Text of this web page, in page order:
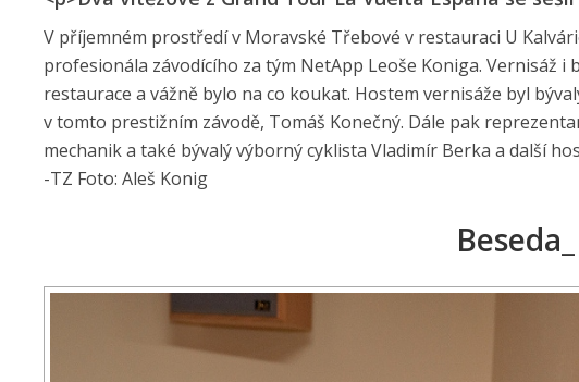
V příjemném prostředí v Moravské Třebové v restauraci U
profesionála závodícího za tým NetApp Leoše Koniga. Vernisáž
restaurace a vážně bylo na co koukat. Hostem vernisáže byl
v tomto prestižním závodě, Tomáš Konečný. Dále pak
mechanik a také bývalý výborný cyklista Vladimír Berka a další
-TZ Foto: Aleš Konig